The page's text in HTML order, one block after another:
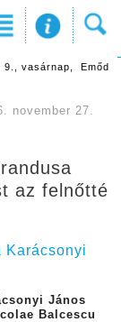
9., vasárnap, Emőd
november 27.
az felnőtté
Karácsonyi
János
Balcescu